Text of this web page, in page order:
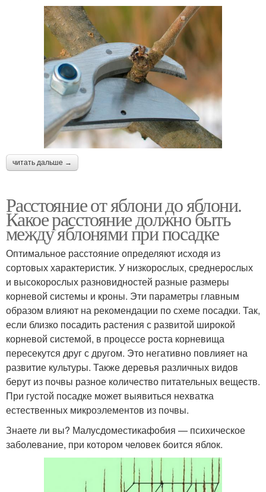
читать дальше →
Расстояние от яблони до яблони.
Какое расстояние должно быть
между яблонями при посадке
Оптимальное расстояние определяют исходя из
сортовых характеристик. У низкорослых, среднерослых
и высокорослых разновидностей разные размеры
корневой системы и кроны. Эти параметры главным
образом влияют на рекомендации по схеме посадки. Так,
если близко посадить растения с развитой широкой
корневой системой, в процессе роста корневища
пересекутся друг с другом. Это негативно повлияет на
развитие культуры. Также деревья различных видов
берут из почвы разное количество питательных веществ.
При густой посадке может выявиться нехватка
естественных микроэлементов из почвы.
Знаете ли вы? Малусдоместикафобия — психическое
заболевание, при котором человек боится яблок.